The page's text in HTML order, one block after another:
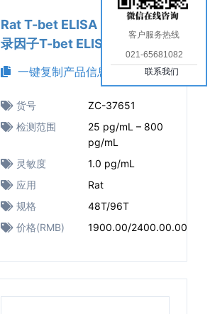
Rat T-bet ELISA Kit（大鼠转
录因子T-bet ELISA试剂盒）
一键复制产品信息
货号
ZC-37651
检测范围
25 pg/mL – 800
pg/mL
灵敏度
1.0 pg/mL
应用
Rat
规格
48T/96T
价格(RMB)
1900.00/2400.00.00
客户服务热线
021-65681082
联系我们